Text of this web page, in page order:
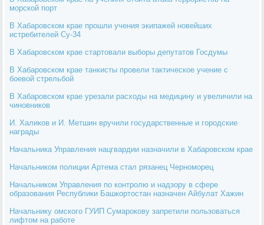
морской порт
В Хабаровском крае прошли учения экипажей новейших
истребителей Су-34
В Хабаровском крае стартовали выборы депутатов Госдумы
В Хабаровском крае танкисты провели тактическое учение с
боевой стрельбой
В Хабаровском крае урезали расходы на медицину и увеличили на
чиновников
И. Халиков и И. Метшин вручили государственные и городские
награды
Начальника Управления нацгвардии назначили в Хабаровском крае
Начальником полиции Артема стал рязанец Черноморец
Начальником Управления по контролю и надзору в сфере
образования Республики Башкортостан назначен Айбулат Хажин
Начальнику омского ГУИП Сумарокову запретили пользоваться
лифтом на работе